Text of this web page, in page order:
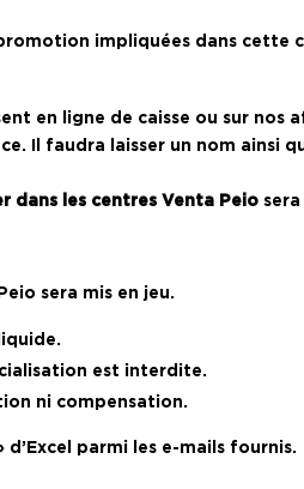
impliquées dans cette
en ligne de caisse ou sur nos
Il faudra laisser un nom ainsi
dans les centres Venta Peio
sera mis en jeu.
est interdite.
ni compensation.
parmi les e-mails fournis.